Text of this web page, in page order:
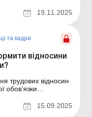
Якщо працівники
роботу,
19.11.2025
та кадри
відносини
трудових відносин
обов'язки
господарювання
договором,
15.09.2025